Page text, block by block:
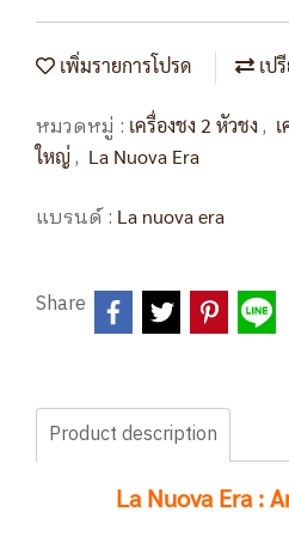
เพิ่มรายการโปรด เป
หมวดหมู่ : เครื่องชง 2 หัวชง ,
ใหญ่ , La Nuova Era
แบรนด์ : La nuova era
Share
Product description
La Nuova Era :